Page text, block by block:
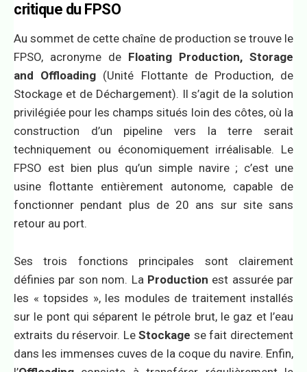
critique du FPSO
Au sommet de cette chaîne de production se trouve le
FPSO, acronyme de Floating Production, Storage
and Offloading (Unité Flottante de Production, de
Stockage et de Déchargement). Il s’agit de la solution
privilégiée pour les champs situés loin des côtes, où la
construction d’un pipeline vers la terre serait
techniquement ou économiquement irréalisable. Le
FPSO est bien plus qu’un simple navire ; c’est une
usine flottante entièrement autonome, capable de
fonctionner pendant plus de 20 ans sur site sans
retour au port.
Ses trois fonctions principales sont clairement
définies par son nom. La Production est assurée par
les « topsides », les modules de traitement installés
sur le pont qui séparent le pétrole brut, le gaz et l’eau
extraits du réservoir. LeStockage se fait directement
dans les immenses cuves de la coque du navire. Enfin,